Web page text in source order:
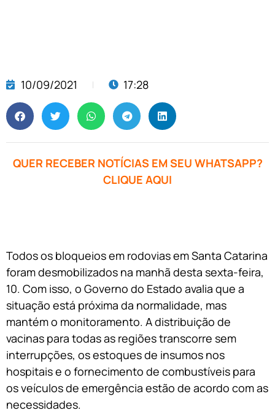
10/09/2021 17:28
QUER RECEBER NOTÍCIAS EM SEU WHATSAPP?
CLIQUE AQUI
Todos os bloqueios em rodovias em Santa Catarina
foram desmobilizados na manhã desta sexta-feira,
10. Com isso, o Governo do Estado avalia que a
situação está próxima da normalidade, mas
mantém o monitoramento. A distribuição de
vacinas para todas as regiões transcorre sem
interrupções, os estoques de insumos nos
hospitais e o fornecimento de combustíveis para
os veículos de emergência estão de acordo com as
necessidades.